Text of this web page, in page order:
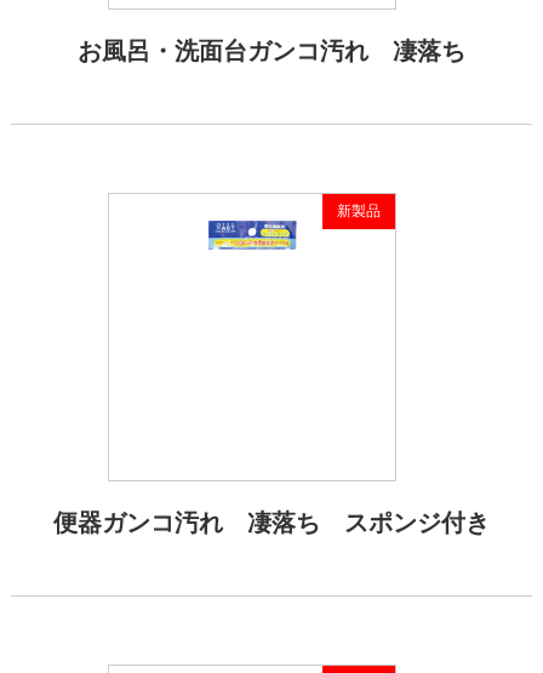
お風呂・洗面台ガンコ汚れ 凄落ち
新製品
便器ガンコ汚れ 凄落ち スポンジ付き